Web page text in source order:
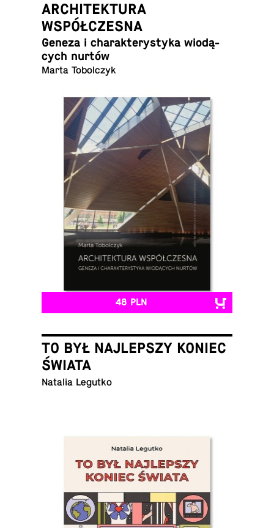
ARCHITEKTURA
WSPÓŁCZESNA
Geneza i cha­rak­te­ry­sty­ka wio­dą­
cych nurtów
Marta Tobolczyk
48 PLN
TO BYŁ NAJLEPSZY KONIEC
ŚWIATA
Natalia Legutko